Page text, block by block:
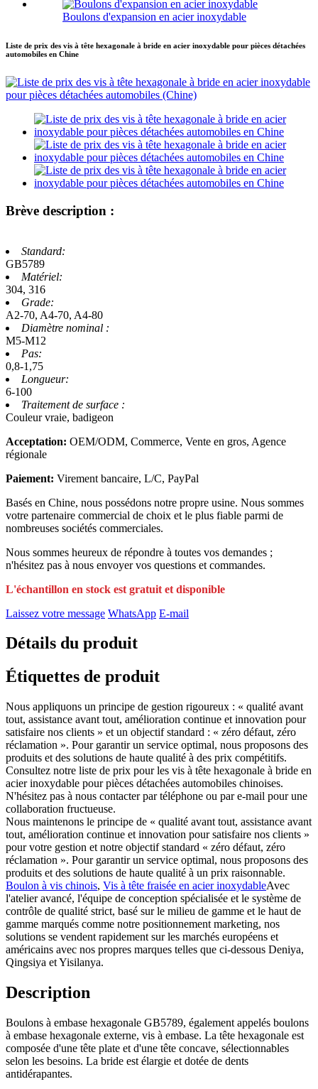
Boulons d'expansion en acier inoxydable
Liste de prix des vis à tête hexagonale à bride en acier inoxydable pour pièces détachées
automobiles en Chine
Brève description :
Standard:
GB5789
Matériel:
304, 316
Grade:
A2-70, A4-70, A4-80
Diamètre nominal :
M5-M12
Pas:
0,8-1,75
Longueur:
6-100
Traitement de surface :
Couleur vraie, badigeon
Acceptation: OEM/ODM, Commerce, Vente en gros, Agence
régionale
Paiement: Virement bancaire, L/C, PayPal
Basés en Chine, nous possédons notre propre usine. Nous sommes
votre partenaire commercial de choix et le plus fiable parmi de
nombreuses sociétés commerciales.
Nous sommes heureux de répondre à toutes vos demandes ;
n'hésitez pas à nous envoyer vos questions et commandes.
L'échantillon en stock est gratuit et disponible
Laissez votre message WhatsApp E-mail
Détails du produit
Étiquettes de produit
Nous appliquons un principe de gestion rigoureux : « qualité avant
tout, assistance avant tout, amélioration continue et innovation pour
satisfaire nos clients » et un objectif standard : « zéro défaut, zéro
réclamation ». Pour garantir un service optimal, nous proposons des
produits et des solutions de haute qualité à des prix compétitifs.
Consultez notre liste de prix pour les vis à tête hexagonale à bride en
acier inoxydable pour pièces détachées automobiles chinoises.
N'hésitez pas à nous contacter par téléphone ou par e-mail pour une
collaboration fructueuse.
Nous maintenons le principe de « qualité avant tout, assistance avant
tout, amélioration continue et innovation pour satisfaire nos clients »
pour votre gestion et notre objectif standard « zéro défaut, zéro
réclamation ». Pour garantir un service optimal, nous proposons des
produits et des solutions de haute qualité à un prix raisonnable.
Boulon à vis chinois, Vis à tête fraisée en acier inoxydableAvec
l'atelier avancé, l'équipe de conception spécialisée et le système de
contrôle de qualité strict, basé sur le milieu de gamme et le haut de
gamme marqués comme notre positionnement marketing, nos
solutions se vendent rapidement sur les marchés européens et
américains avec nos propres marques telles que ci-dessous Deniya,
Qingsiya et Yisilanya.
Description
Boulons à embase hexagonale GB5789, également appelés boulons
à embase hexagonale externe, vis à embase. La tête hexagonale est
composée d'une tête plate et d'une tête concave, sélectionnables
selon les besoins. La bride est élargie et dotée de dents
antidérapantes.